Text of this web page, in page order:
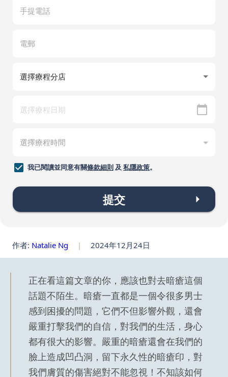
我已閱讀並同意有關條款細則及 私隱政策。
提交
作者: Natalie Ng | 2024年12月24日
正在看這篇文章的你，應該也對去暗瘡這個
話題不陌生。暗瘡一直都是一個令很多男士
感到困擾的問題，它們不但影響外觀，還會
嚴重打擊我們的自信，對我們的生活，身心
都有很大的影響。嚴重的暗瘡還會在我們的
臉上造成凹凸洞，留下永久性的暗瘡印，對
我們膚質的傷害絕對不能忽視！不知該如何